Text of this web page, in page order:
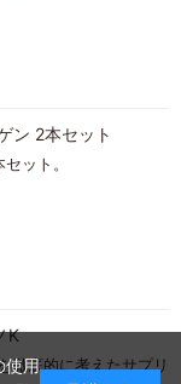
ン 2本セット
ット。
K
徹底的に考えたサプリ
使用